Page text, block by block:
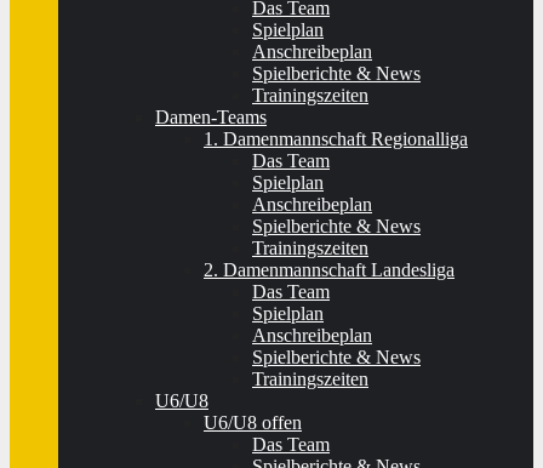
Das Team
Spielplan
Anschreibeplan
Spielberichte & News
Trainingszeiten
Damen-Teams
1. Damenmannschaft Regionalliga
Das Team
Spielplan
Anschreibeplan
Spielberichte & News
Trainingszeiten
2. Damenmannschaft Landesliga
Das Team
Spielplan
Anschreibeplan
Spielberichte & News
Trainingszeiten
U6/U8
U6/U8 offen
Das Team